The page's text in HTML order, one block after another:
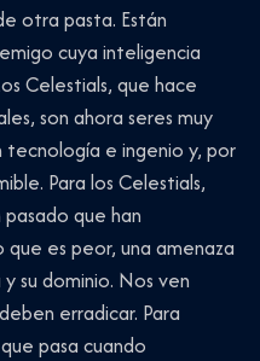
otra pasta. Están
cuya inteligencia
Celestials, que hace
son ahora seres muy
tecnología e ingenio y, por
Para los Celestials,
que han
que es peor, una amenaza
su dominio. Nos ven
erradicar. Para
pasa cuando